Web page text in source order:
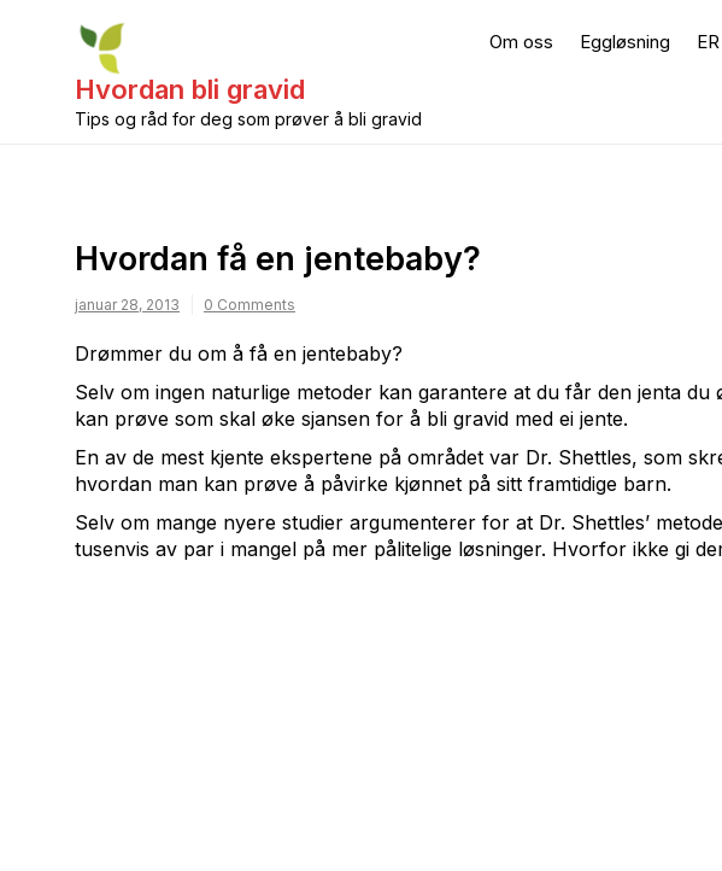
Hvordan bli gravid
Tips og råd for deg som prøver å bli gravid
Om oss Eggløsning
Hvordan få en jentebaby?
januar 28, 2013 0 Comments
Drømmer du om å få en jentebaby?
Selv om ingen naturlige metoder kan garantere at du får den jenta du
kan prøve som skal øke sjansen for å bli gravid med ei jente.
En av de mest kjente ekspertene på området var Dr. Shettles, som
hvordan man kan prøve å påvirke kjønnet på sitt framtidige barn.
Selv om mange nyere studier argumenterer for at Dr. Shettles’
tusenvis av par i mangel på mer pålitelige løsninger. Hvorfor ikke gi